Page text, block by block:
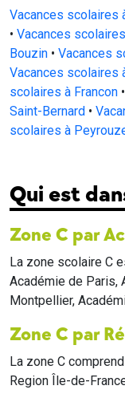
Vacances scolaires
• Vacances
Bouzin • Vacances
Vacances scolaires
scolaires à Francon •
Saint-Bernard •
scolaires à
Qui est
Zone C par
La zone scolaire C
Académie de Paris,
Montpellier,
Zone C par
La zone C
Region Île-de-